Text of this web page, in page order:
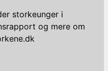
storkeunger i
og mere om